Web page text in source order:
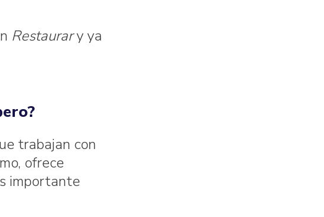
Restaurary ya
trabajan con
ofrece
importante